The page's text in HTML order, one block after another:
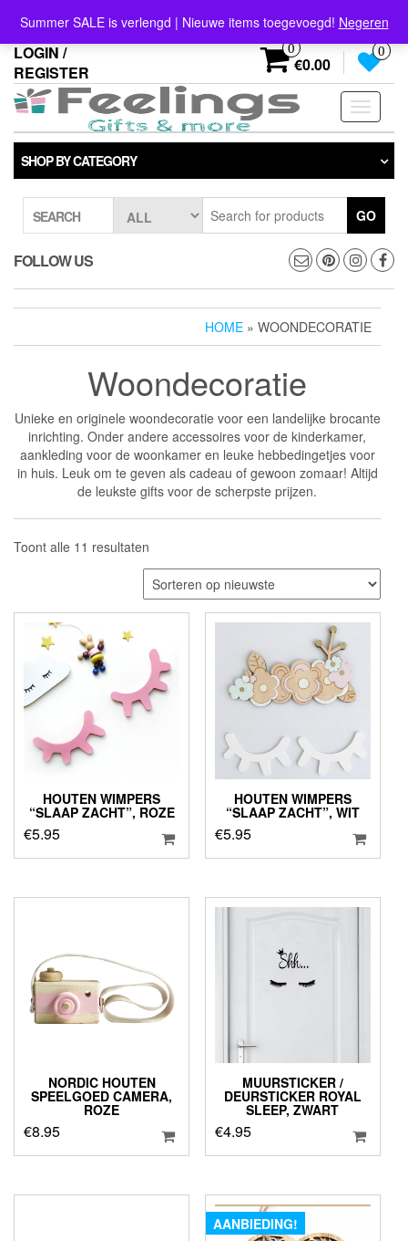
the
content
Summer SALE is verlengd | Nieuwe items toegevoegd! Negeren
info@feelings-giftshop.nl
LOGIN /
REGISTER
0
€0.00
0
Toggle
SHOP BY CATEGORY
SEARCH GO
FOLLOW US
HOME » WOONDECORATIE
Woondecoratie
Unieke en originele woondecoratie voor een landelijke brocante
inrichting. Onder andere accessoires voor de kinderkamer,
aankleding voor de woonkamer en leuke hebbedingetjes voor
in huis. Leuk om te geven als cadeau of gewoon zomaar! Altijd
de leukste gifts voor de scherpste prijzen.
Toont alle 11 resultaten
op
nieuwste
HOUTEN WIMPERS
“SLAAP ZACHT”, ROZE
€5.95
HOUTEN WIMPERS
“SLAAP ZACHT”, WIT
€5.95
NORDIC HOUTEN
SPEELGOED CAMERA,
ROZE
€8.95
MUURSTICKER /
DEURSTICKER ROYAL
SLEEP, ZWART
€4.95
AANBIEDING!